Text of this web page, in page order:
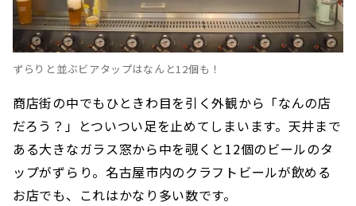
ずらりと並ぶビアタップはなんと12個も！
商店街の中でもひときわ目を引く外観から「なんの店
だろう？」とついつい足を止めてしまいます。天井まで
ある大きなガラス窓から中を覗くと12個のビールのタ
ップがずらり。名古屋市内のクラフトビールが飲める
お店でも、これはかなり多い数です。